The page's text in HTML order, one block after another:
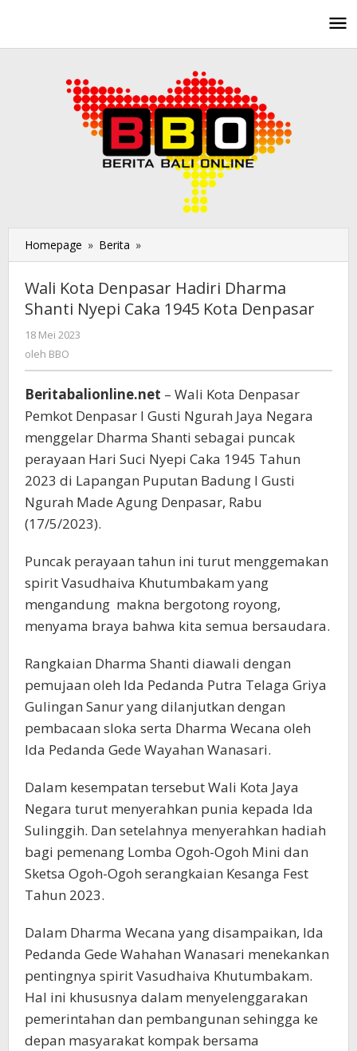
Homepage » Berita »
Kota
Hadiri
Dharma
Kota
Denpasar
Wali Kota Denpasar Hadiri Dharma
Shanti Nyepi Caka 1945 Kota Denpasar
18 Mei 2023
oleh BBO
Beritabalionline.net – Wali Kota Denpasar
Pemkot Denpasar I Gusti Ngurah Jaya Negara
menggelar Dharma Shanti sebagai puncak
perayaan Hari Suci Nyepi Caka 1945 Tahun
2023 di Lapangan Puputan Badung I Gusti
Ngurah Made Agung Denpasar, Rabu
(17/5/2023).
Puncak perayaan tahun ini turut menggemakan
spirit Vasudhaiva Khutumbakam yang
mengandung makna bergotong royong,
menyama braya bahwa kita semua bersaudara.
Rangkaian Dharma Shanti diawali dengan
pemujaan oleh Ida Pedanda Putra Telaga Griya
Gulingan Sanur yang dilanjutkan dengan
pembacaan sloka serta Dharma Wecana oleh
Ida Pedanda Gede Wayahan Wanasari.
Dalam kesempatan tersebut Wali Kota Jaya
Negara turut menyerahkan punia kepada Ida
Sulinggih. Dan setelahnya menyerahkan hadiah
bagi pemenang Lomba Ogoh-Ogoh Mini dan
Sketsa Ogoh-Ogoh serangkaian Kesanga Fest
Tahun 2023.
Dalam Dharma Wecana yang disampaikan, Ida
Pedanda Gede Wahahan Wanasari menekankan
pentingnya spirit Vasudhaiva Khutumbakam.
Hal ini khususnya dalam menyelenggarakan
pemerintahan dan pembangunan sehingga ke
depan masyarakat kompak bersama